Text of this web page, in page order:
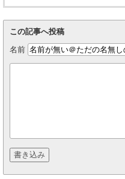
この記事へ投稿
名前